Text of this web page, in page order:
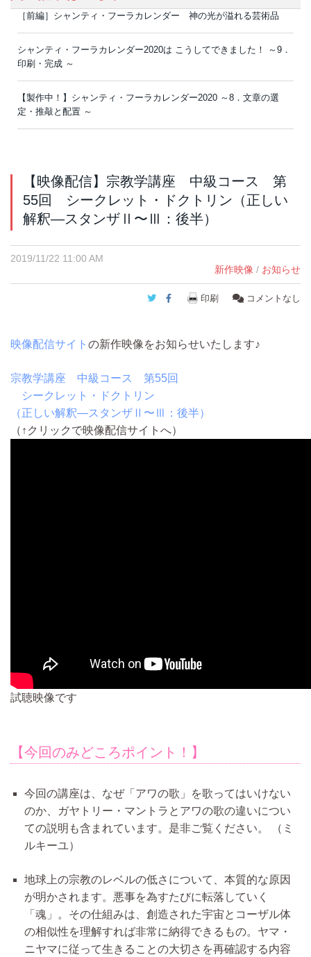
［前編］シャンティ・フーラカレンダー 神の光が溢れる芸術品
シャンティ・フーラカレンダー2020は こうしてできました！ ～9．
印刷・完成 ～
【製作中！】シャンティ・フーラカレンダー2020 ～8．文章の選
定・推敲と配置 ～
【映像配信】宗教学講座 中級コース 第
55回 シークレット・ドクトリン（正しい
解釈―スタンザⅡ〜Ⅲ：後半）
2019/11/22 11:00 AM
新作映像 / お知らせ
Twitter
Facebook
印刷 コメントなし
映像配信サイト の新作映像をお知らせいたします♪
宗教学講座 中級コース 第55回
シークレット・ドクトリン
（正しい解釈―スタンザⅡ〜Ⅲ：後半）
（↑クリックで映像配信サイトへ）
試聴映像です
【今回のみどころポイント！】
今回の講座は、なぜ「アワの歌」を歌ってはいけない
のか、ガヤトリー・マントラとアワの歌の違いについ
ての説明も含まれています。是非ご覧ください。
（ミ
ルキーユ）
地球上の宗教のレベルの低さについて、本質的な原因
が明かされます。悪事を為すたびに転落していく
「魂」。その仕組みは、創造された宇宙とコーザル体
の相似性を理解すれば非常に納得できるもの。ヤマ・
ニヤマに従って生きることの大切さを再確認する内容